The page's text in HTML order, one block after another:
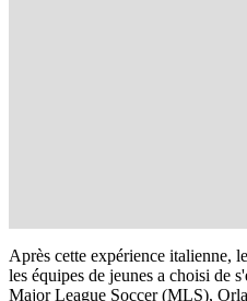
Après cette expérience italienne,
les équipes de jeunes a choisi de
Major League Soccer (MLS),